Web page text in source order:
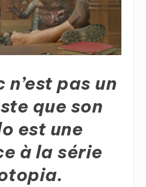
n’est pas un
que son
est une
à la série